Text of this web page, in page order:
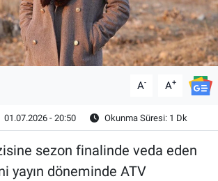
A- A+
01.07.2026 - 20:50 Okunma Süresi: 1 Dk
sezon finalinde veda eden
yayın döneminde ATV